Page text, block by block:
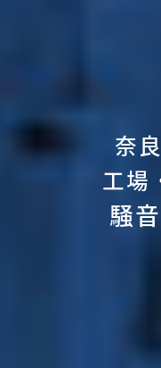
奈
工場
騒